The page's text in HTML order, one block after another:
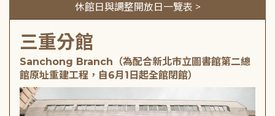
休館日與調整開放日一覽表 >
三重分館
Sanchong Branch（為配合新北市立圖書館第二總
館原址重建工程，自6月1日起全館閉館）